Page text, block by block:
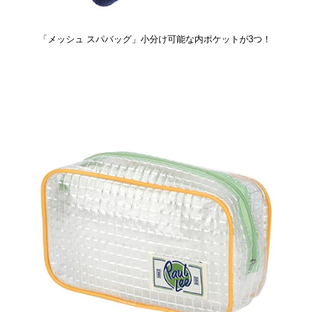
「メッシュ スパバッグ」小分け可能な内ポケットが3つ！